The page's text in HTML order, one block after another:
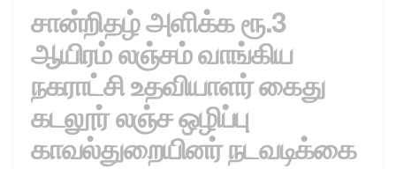
சான்றிதழ் அளிக்க ரூ.3
ஆயிரம் லஞ்சம் வாங்கிய
நகராட்சி உதவியாளர் கைது
கடலூர் லஞ்ச ஒழிப்பு
காவல்துறையினர் நடவடிக்கை